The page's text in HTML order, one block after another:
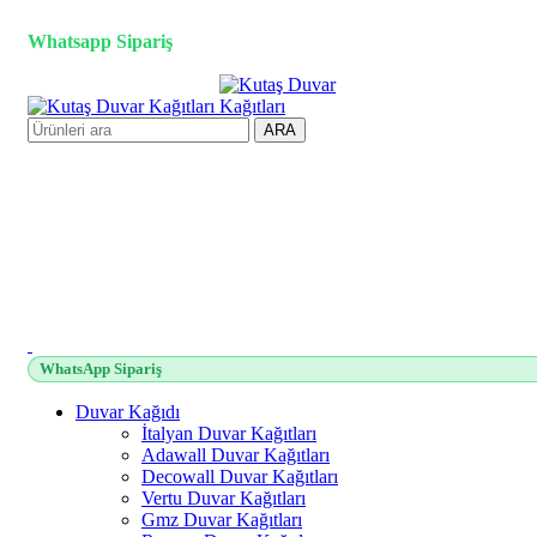
Whatsapp Sipariş
ARA
WhatsApp Sipariş
Duvar Kağıdı
İtalyan Duvar Kağıtları
Adawall Duvar Kağıtları
Decowall Duvar Kağıtları
Vertu Duvar Kağıtları
Gmz Duvar Kağıtları